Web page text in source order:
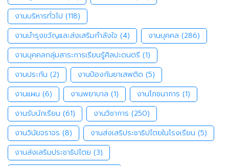
งานบริหารทั่วไป (118)
งานบำรุงขวัญและส่งเสริมกำลังใจ (4) งานบุคคล (286)
งานบุคคลกลุ่มสาระการเรียนรู้ศิลปะดนตรี (1)
งานประกัน (2) งานป้องกันยาเสพติด (5)
งานแผน (6) งานพยาบาล (1) งานโภชนาการ (1)
งานรับนักเรียน (61) งานวิชาการ (250)
งานวินัยจราจร (8) งานส่งเสริประชาธิปไตยในโรงเรียน (5)
งานส่งเสริมประชาธิปไตย (3)